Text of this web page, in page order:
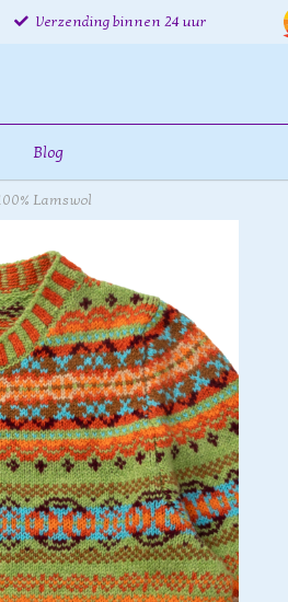
Verzending binnen 24 uur
Blog
Lamswol